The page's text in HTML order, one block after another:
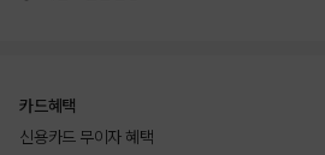
카드혜택
신용카드 무이자 혜택